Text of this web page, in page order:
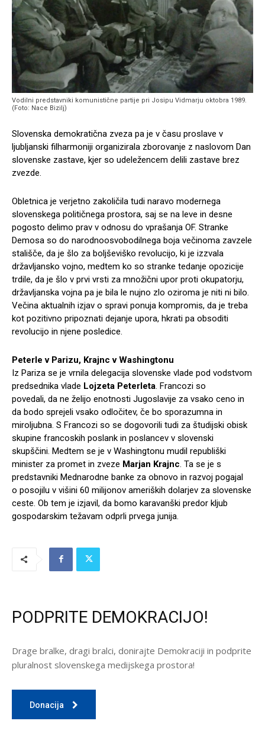
Vodilni predstavniki komunistične partije pri Josipu Vidmarju oktobra 1989.
(Foto: Nace Bizilj)
Slovenska demokratična zveza pa je v času proslave v
ljubljanski filharmoniji organizirala zborovanje z naslovom Dan
slovenske zastave, kjer so udeležencem delili zastave brez
zvezde.
Obletnica je verjetno zakoličila tudi naravo modernega
slovenskega političnega prostora, saj se na leve in desne
pogosto delimo prav v odnosu do vprašanja OF. Stranke
Demosa so do narodnoosvobodilnega boja večinoma zavzele
stališče, da je šlo za boljševiško revolucijo, ki je izzvala
državljansko vojno, medtem ko so stranke tedanje opozicije
trdile, da je šlo v prvi vrsti za množični upor proti okupatorju,
državljanska vojna pa je bila le nujno zlo oziroma je niti ni bilo.
Večina aktualnih izjav o spravi ponuja kompromis, da je treba
kot pozitivno pripoznati dejanje upora, hkrati pa obsoditi
revolucijo in njene posledice.
Peterle v Parizu, Krajnc v Washingtonu
Iz Pariza se je vrnila delegacija slovenske vlade pod vodstvom
predsednika vlade Lojzeta Peterleta. Francozi so
povedali, da ne želijo enotnosti Jugoslavije za vsako ceno in
da bodo sprejeli vsako odločitev, če bo sporazumna in
miroljubna. S Francozi so se dogovorili tudi za študijski obisk
skupine francoskih poslank in poslancev v slovenski
skupščini. Medtem se je v Washingtonu mudil republiški
minister za promet in zveze Marjan Krajnc. Ta se je s
predstavniki Mednarodne banke za obnovo in razvoj pogajal
o posojilu v višini 60 milijonov ameriških dolarjev za slovenske
ceste. Ob tem je izjavil, da bomo karavanški predor kljub
gospodarskim težavam odprli prvega junija.
PODPRITE DEMOKRACIJO!
Drage bralke, dragi bralci, donirajte Demokraciji in podprite
pluralnost slovenskega medijskega prostora!
Donacija